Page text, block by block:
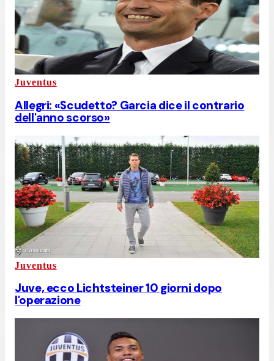
Juventus
Allegri: «Scudetto? Garcia dice il contrario
dell'anno scorso»
Juventus
Juve, ecco Lichtsteiner 10 giorni dopo
l'operazione